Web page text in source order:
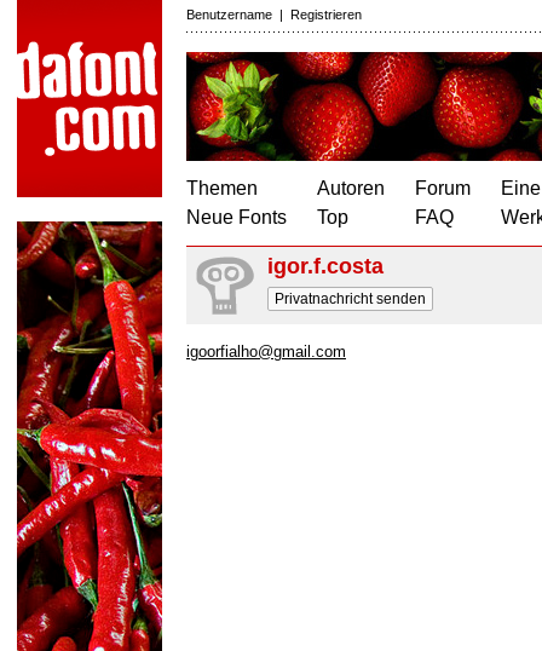
Benutzername | Registrieren
Themen
Neue Fonts
Autoren
Top
Forum
FAQ
igor.f.costa
Privatnachricht senden
igoorfialho@gmail.com